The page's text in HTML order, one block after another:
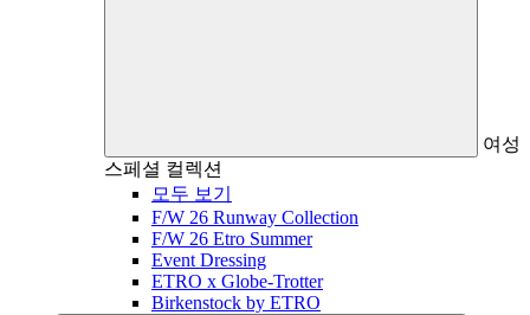
여성
스페셜 컬렉션
모두 보기
F/W 26 Runway Collection
F/W 26 Etro Summer
Event Dressing
ETRO x Globe-Trotter
Birkenstock by ETRO